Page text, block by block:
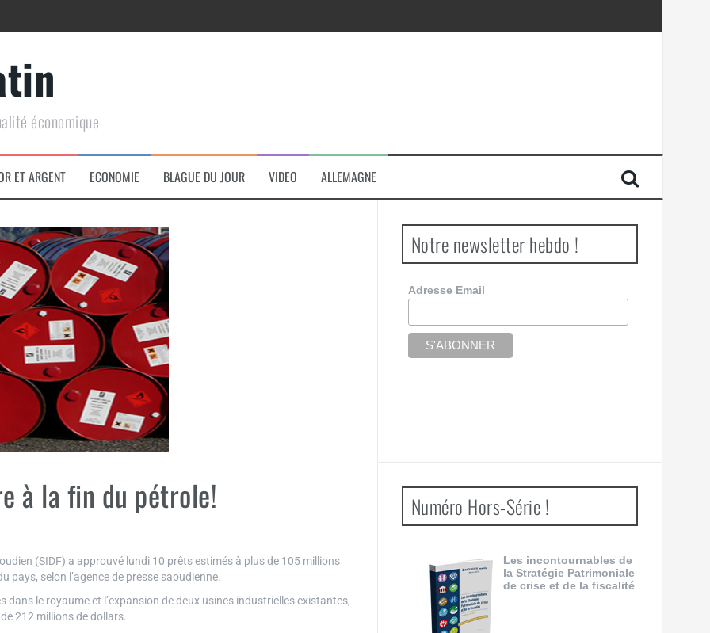
de conquête géopolitique massive
économique
ET ARGENT ECONOMIE BLAGUE DU JOUR VIDEO ALLEMAGNE
à la fin du pétrole!
(SIDF) a approuvé lundi 10 prêts estimés à plus de 105 millions
selon l’agence de presse saoudienne.
le royaume et l’expansion de deux usines industrielles existantes,
212 millions de dollars.
Notre newsletter hebdo !
Adresse Email
Numéro Hors-Série !
Les incontournables de
la Stratégie Patrimoniale
de crise et de la fiscalité